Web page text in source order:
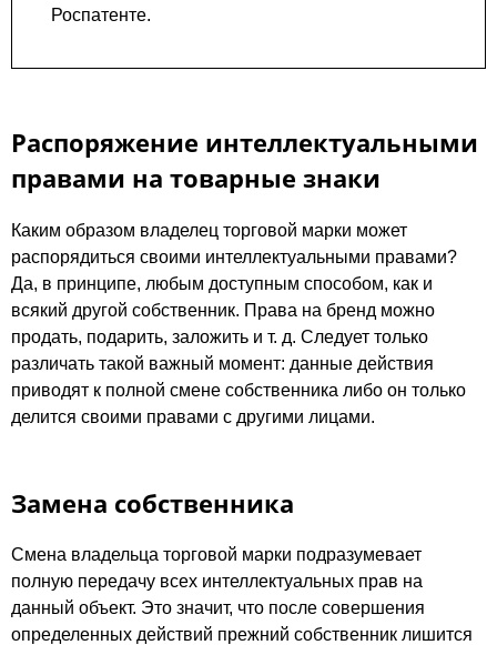
Роспатенте.
Распоряжение интеллектуальными
правами на товарные знаки
Каким образом владелец торговой марки может
распорядиться своими интеллектуальными правами?
Да, в принципе, любым доступным способом, как и
всякий другой собственник. Права на бренд можно
продать, подарить, заложить и т. д. Следует только
различать такой важный момент: данные действия
приводят к полной смене собственника либо он только
делится своими правами с другими лицами.
Замена собственника
Смена владельца торговой марки подразумевает
полную передачу всех интеллектуальных прав на
данный объект. Это значит, что после совершения
определенных действий прежний собственник лишится